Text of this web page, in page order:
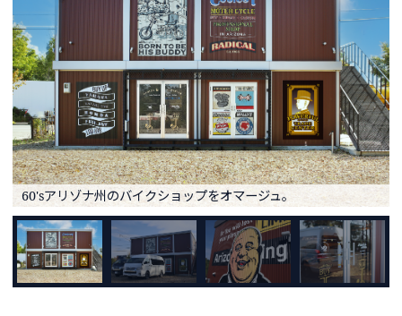
60'sアリゾナ州のバイクショップをオマージュ。